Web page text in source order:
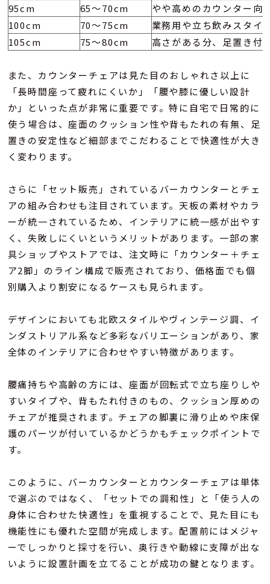
95cm
65〜70cm
やや高めのカウンター向
100cm
70〜75cm
業務用や立ち飲みスタイ
105cm
75〜80cm 高さがある分、足置き付
また、カウンターチェアは見た目のおしゃれさ以上に
「長時間座って疲れにくいか」「腰や膝に優しい設計
か」といった点が非常に重要です。特に自宅で日常的に
使う場合は、座面のクッション性や背もたれの有無、足
置きの安定性など細部までこだわることで快適性が大き
く変わります。
さらに「セット販売」されているバーカウンターとチェ
アの組み合わせも注目されています。天板の素材やカラ
ーが統一されているため、インテリアに統一感が出やす
く、失敗しにくいというメリットがあります。一部の家
具ショップやストアでは、注文時に「カウンター＋チェ
ア2脚」のライン構成で販売されており、価格面でも個
別購入より割安になるケースも見られます。
デザインにおいても北欧スタイルやヴィンテージ調、イ
ンダストリアル系など多彩なバリエーションがあり、家
全体のインテリアに合わせやすい特徴があります。
腰痛持ちや高齢の方には、座面が回転式で立ち座りしや
すいタイプや、背もたれ付きのもの、クッション厚めの
チェアが推奨されます。チェアの脚裏に滑り止めや床保
護のパーツが付いているかどうかもチェックポイントで
す。
このように、バーカウンターとカウンターチェアは単体
で選ぶのではなく、「セットでの調和性」と「使う人の
身体に合わせた快適性」を重視することで、見た目にも
機能性にも優れた空間が完成します。配置前にはメジャ
ーでしっかりと採寸を行い、奥行きや動線に支障が出な
いように設置計画を立てることが成功の鍵となります。